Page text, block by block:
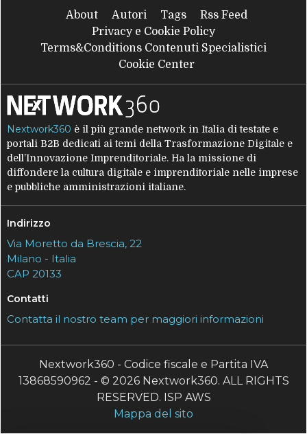
About Autori Tags
Rss Feed
Privacy e Cookie Policy
Terms&Conditions Contenuti Specialistici
Cookie Center
Nextwork360 è il più grande network in Italia di testate e
portali B2B dedicati ai temi della Trasformazione Digitale e
dell’Innovazione Imprenditoriale. Ha la missione di
diffondere la cultura digitale e imprenditoriale nelle imprese
e pubbliche amministrazioni italiane.
Indirizzo
Via Moretto da Brescia, 22
Milano - Italia
CAP 20133
Contatti
Contatta il nostro team per maggiori informazioni
Nextwork360 - Codice fiscale e Partita IVA
13868590962 - © 2026 Nextwork360. ALL RIGHTS
RESERVED. ISP AWS
Mappa del sito